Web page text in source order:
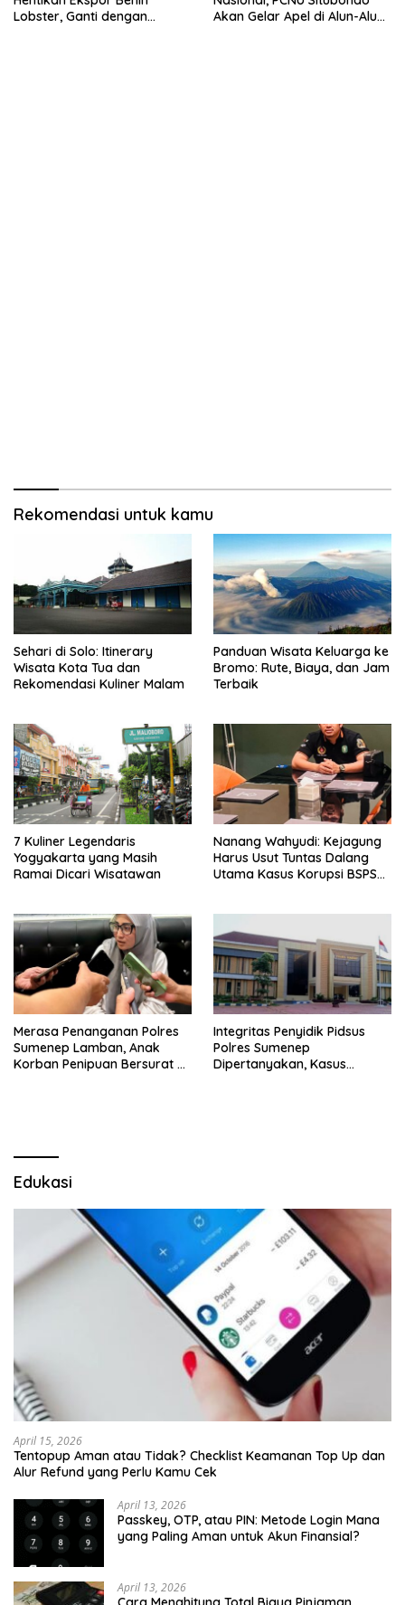
Lobster, Ganti dengan
Akan Gelar Apel di Alun-Alun
Rekomendasi untuk kamu
Sehari di Solo: Itinerary
Wisata Kota Tua dan
Rekomendasi Kuliner Malam
Panduan Wisata Keluarga ke
Bromo: Rute, Biaya, dan Jam
Terbaik
7 Kuliner Legendaris
Yogyakarta yang Masih
Ramai Dicari Wisatawan
Nanang Wahyudi: Kejagung
Harus Usut Tuntas Dalang
Utama Kasus Korupsi BSPS
Merasa Penanganan Polres
Sumenep Lamban, Anak
Korban Penipuan Bersurat ke
Integritas Penyidik Pidsus
Polres Sumenep
Dipertanyakan, Kasus
Edukasi
April 15, 2026
Tentopup Aman atau Tidak? Checklist Keamanan Top Up dan
Alur Refund yang Perlu Kamu Cek
April 13, 2026
Passkey, OTP, atau PIN: Metode Login Mana
yang Paling Aman untuk Akun Finansial?
April 13, 2026